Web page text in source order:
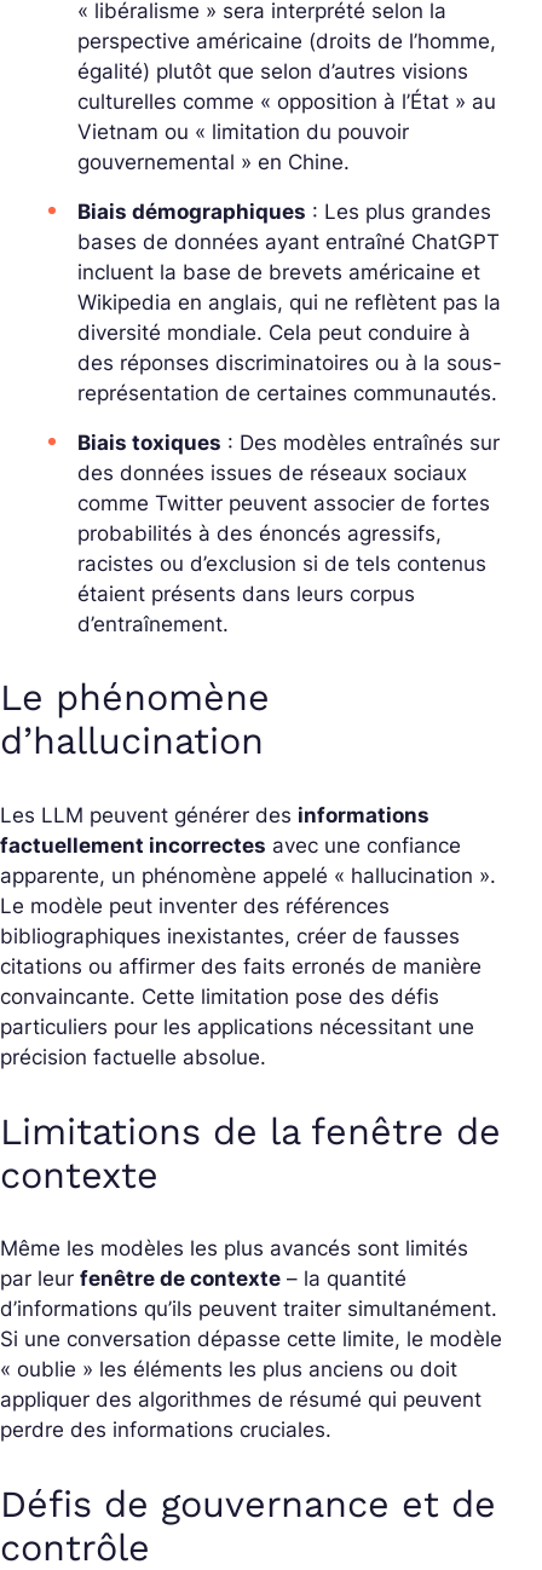
« libéralisme » sera interprété selon la
perspective américaine (droits de l’homme,
égalité) plutôt que selon d’autres visions
culturelles comme « opposition à l’État » au
Vietnam ou « limitation du pouvoir
gouvernemental » en Chine.
Biais démographiques : Les plus grandes
bases de données ayant entraîné ChatGPT
incluent la base de brevets américaine et
Wikipedia en anglais, qui ne reflètent pas la
diversité mondiale. Cela peut conduire à
des réponses discriminatoires ou à la sous-
représentation de certaines communautés.
Biais toxiques : Des modèles entraînés sur
des données issues de réseaux sociaux
comme Twitter peuvent associer de fortes
probabilités à des énoncés agressifs,
racistes ou d’exclusion si de tels contenus
étaient présents dans leurs corpus
d’entraînement.
Le phénomène
d’hallucination
Les LLM peuvent générer des informations
factuellement incorrectes avec une confiance
apparente, un phénomène appelé « hallucination ».
Le modèle peut inventer des références
bibliographiques inexistantes, créer de fausses
citations ou affirmer des faits erronés de manière
convaincante. Cette limitation pose des défis
particuliers pour les applications nécessitant une
précision factuelle absolue.
Limitations de la fenêtre de
contexte
Même les modèles les plus avancés sont limités
par leur fenêtre de contexte – la quantité
d’informations qu’ils peuvent traiter simultanément.
Si une conversation dépasse cette limite, le modèle
« oublie » les éléments les plus anciens ou doit
appliquer des algorithmes de résumé qui peuvent
perdre des informations cruciales.
Défis de gouvernance et de
contrôle